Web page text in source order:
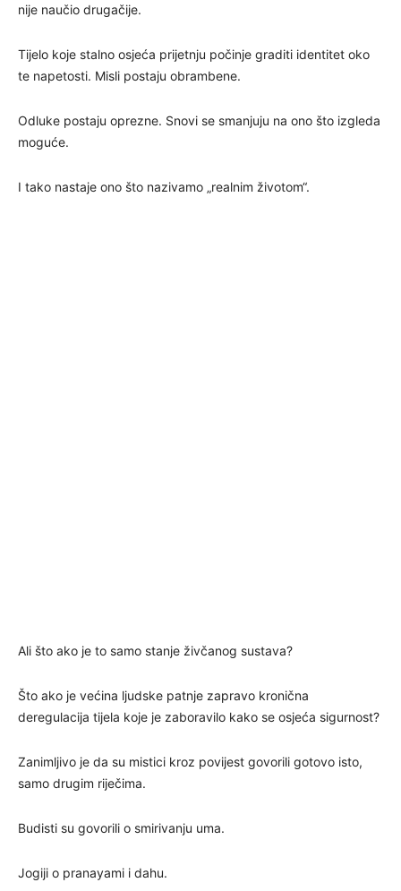
nije naučio drugačije.
Tijelo koje stalno osjeća prijetnju počinje graditi identitet oko
te napetosti. Misli postaju obrambene.
Odluke postaju oprezne. Snovi se smanjuju na ono što izgleda
moguće.
I tako nastaje ono što nazivamo „realnim životom“.
Ali što ako je to samo stanje živčanog sustava?
Što ako je većina ljudske patnje zapravo kronična
deregulacija tijela koje je zaboravilo kako se osjeća sigurnost?
Zanimljivo je da su mistici kroz povijest govorili gotovo isto,
samo drugim riječima.
Budisti su govorili o smirivanju uma.
Jogiji o pranayami i dahu.